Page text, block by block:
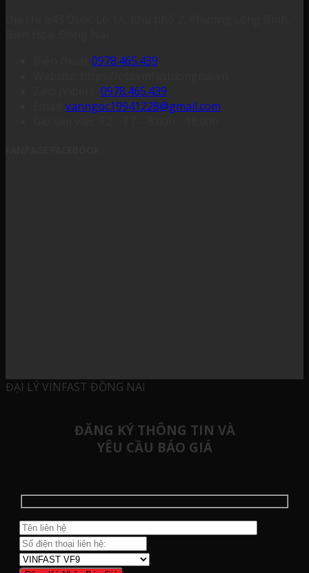
0978.465.439
0978.465.439
vanngoc19941228@gmail.com
ĐẠI LÝ VINFAST ĐỒNG NAI
ĐĂNG KÝ THÔNG TIN VÀ
YÊU CẦU BÁO GIÁ